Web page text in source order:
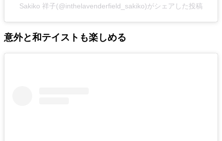
Sakiko 祥子(@inthelavenderfield_sakiko)がシェアした投稿
意外と和テイストも楽しめる